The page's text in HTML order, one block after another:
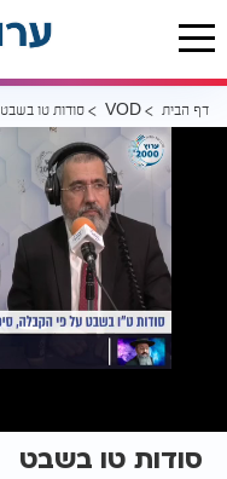
דף הבית VOD סודות טו בשבט
סודות טו בשבט